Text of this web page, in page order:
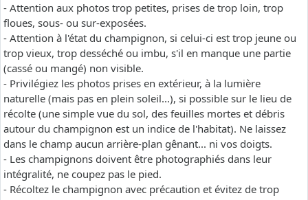
- Attention aux photos trop petites, prises de trop loin, trop
floues, sous- ou sur-exposées.
- Attention à l'état du champignon, si celui-ci est trop jeune ou
trop vieux, trop desséché ou imbu, s'il en manque une partie
(cassé ou mangé) non visible.
- Privilégiez les photos prises en extérieur, à la lumière
naturelle (mais pas en plein soleil...), si possible sur le lieu de
récolte (une simple vue du sol, des feuilles mortes et débris
autour du champignon est un indice de l'habitat). Ne laissez
dans le champ aucun arrière-plan gênant... ni vos doigts.
- Les champignons doivent être photographiés dans leur
intégralité, ne coupez pas le pied.
- Récoltez le champignon avec précaution et évitez de trop